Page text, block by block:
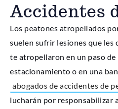
Accidentes
Los peatones atropellados
suelen sufrir lesiones que les
te atropellaron en un paso de
estacionamiento o en una
abogados de accidentes de
lucharán por responsabilizar